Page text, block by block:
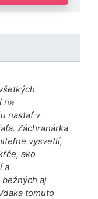
na
nastať v
Záchranárka
vysvetlí,
ako
a
aj
tomuto